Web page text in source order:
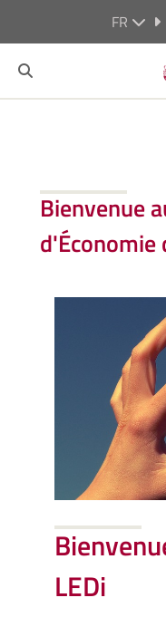
FR
Bienvenue
d'Économie
LEDi